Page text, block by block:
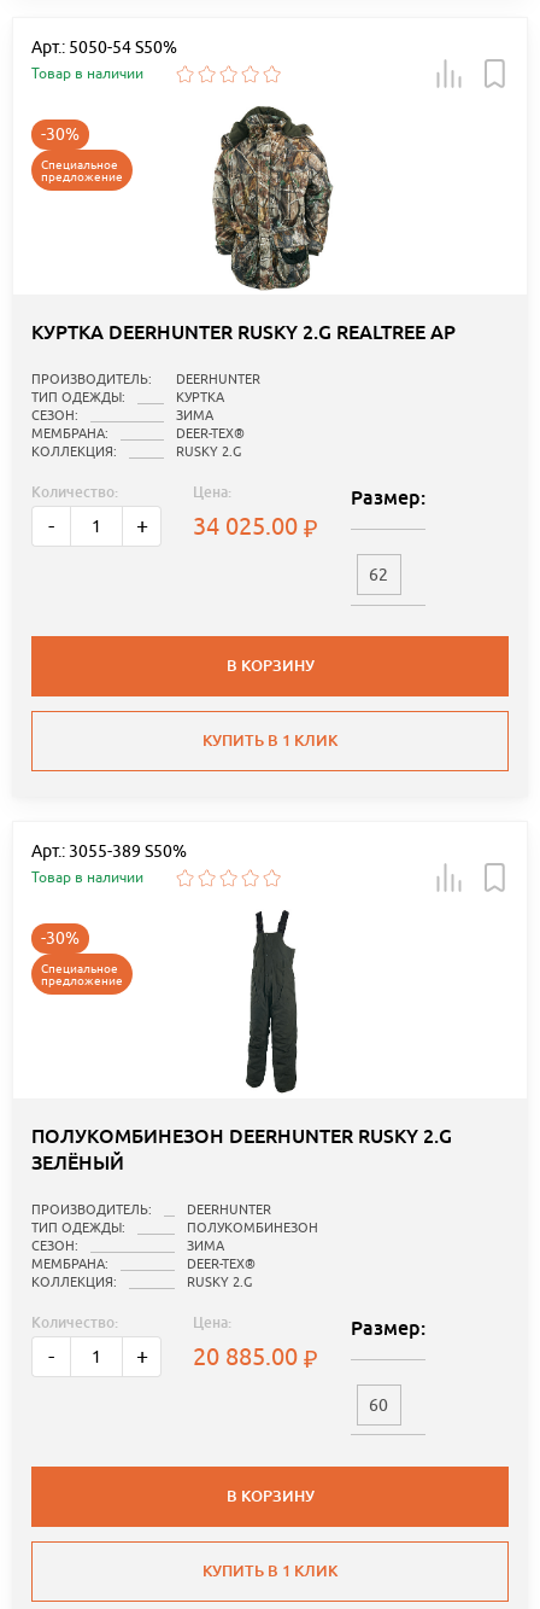
Арт.: 5050-54 S50%
Товар в наличии
-30%
Специальное
предложение
КУРТКА DEERHUNTER RUSKY 2.G REALTREE AP
ПРОИЗВОДИТЕЛЬ:
DEERHUNTER
ТИП ОДЕЖДЫ:
КУРТКА
СЕЗОН:
ЗИМА
МЕМБРАНА:
DEER-TEX®
КОЛЛЕКЦИЯ:
RUSKY 2.G
Количество:
- +
Цена:
34 025.00
Размер:
62
В КОРЗИНУ
КУПИТЬ В 1 КЛИК
Арт.: 3055-389 S50%
Товар в наличии
-30%
Специальное
предложение
ПОЛУКОМБИНЕЗОН DEERHUNTER RUSKY 2.G
ЗЕЛЁНЫЙ
ПРОИЗВОДИТЕЛЬ:
DEERHUNTER
ТИП ОДЕЖДЫ:
ПОЛУКОМБИНЕЗОН
СЕЗОН:
ЗИМА
МЕМБРАНА:
DEER-TEX®
КОЛЛЕКЦИЯ:
RUSKY 2.G
Количество:
- +
Цена:
20 885.00
Размер:
60
В КОРЗИНУ
КУПИТЬ В 1 КЛИК